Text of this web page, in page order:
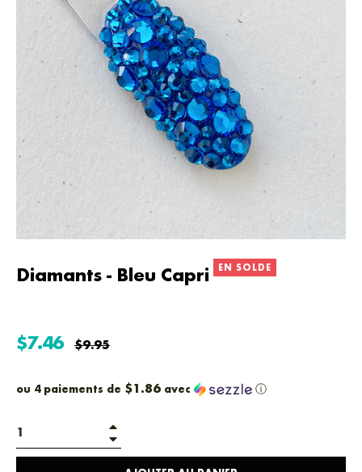
Diamants - Bleu Capri EN SOLDE
$7.46
Prix
$9.95
ou 4 paiements de $1.86 avec ⓘ